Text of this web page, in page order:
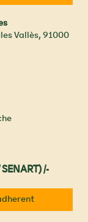
Vallès,91000
/-